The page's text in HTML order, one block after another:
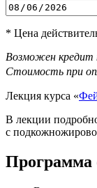
* Цена
Возможен кредит
Стоимость при
Лекция курса «
В лекции
с
Программа